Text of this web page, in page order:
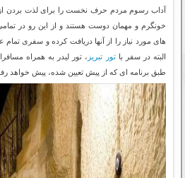
آداب رسوم مردم حرف نخست را برای لذت بردن از
خونگرم و مهمان دوست هستند و از این رو در
های مورد نیاز را از آنها دریافت کرده و سفری تمام
البته در سفر باتور تبریز ، تور لیدر به همراه
طبق برنامه ای که از پیش تعیین شده، پیش خواهد